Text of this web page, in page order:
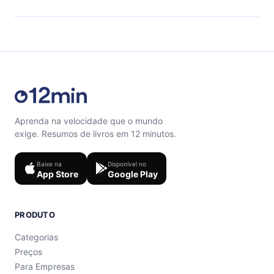
Sinta-se livre para entrar em contato por
Aprenda na velocidade que o mundo
exige. Resumos de livros em 12 minutos.
Baixe na
App Store
Disponível no
Google Play
PRODUTO
Categorias
Preços
Para Empresas